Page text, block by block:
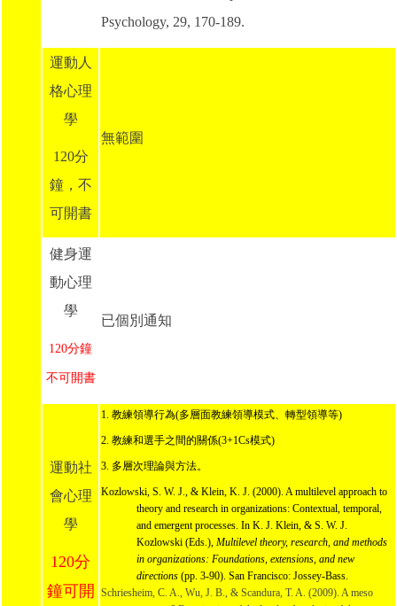
Psychology, 29, 170-189.
運動人
格心理
學
120分
鐘，不
可開書
無範圍
健身運
動心理
學
120分鐘
不可開書
已個別通知
運動社
會心理
學
120分
鐘可開
1. 教練領導行為(多層面教練領導模式、轉型領導等)
2. 教練和選手之間的關係(3+1Cs模式)
3. 多層次理論與方法。
Kozlowski, S. W. J., & Klein, K. J. (2000). A multilevel approach to
theory and research in organizations: Contextual, temporal,
and emergent processes. In K. J. Klein, & S. W. J.
Kozlowski (Eds.), Multilevel theory, research, and methods
in organizations: Foundations, extensions, and new
directions (pp. 3-90). San Francisco: Jossey-Bass.
Schriesheim, C. A., Wu, J. B., & Scandura, T. A. (2009). A meso